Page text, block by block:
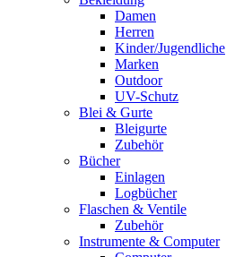
Damen
Herren
Kinder/Jugendliche
Marken
Outdoor
UV-Schutz
Blei & Gurte
Bleigurte
Zubehör
Bücher
Einlagen
Logbücher
Flaschen & Ventile
Zubehör
Instrumente & Computer